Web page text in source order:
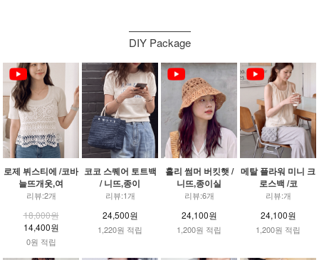
DIY Package
로제 뷔스티에 /코바
늘뜨개옷,여
리뷰:2개
18,000원
14,400원
0원 적립
코코 스퀘어 토트백
/ 니뜨,종이
리뷰:1개
24,500원
1,220원 적립
홀리 썸머 버킷햇 /
니뜨,종이실
리뷰:6개
24,100원
1,200원 적립
메탈 플라워 미니 크
로스백 /코
리뷰:개
24,100원
1,200원 적립